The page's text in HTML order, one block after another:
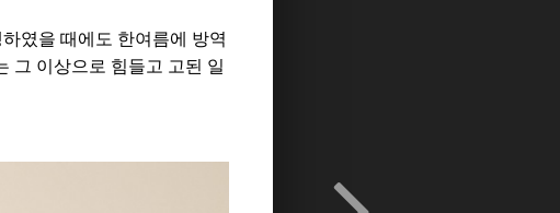
였을 때에도 한여름에 방역
그 이상으로 힘들고 고된 일